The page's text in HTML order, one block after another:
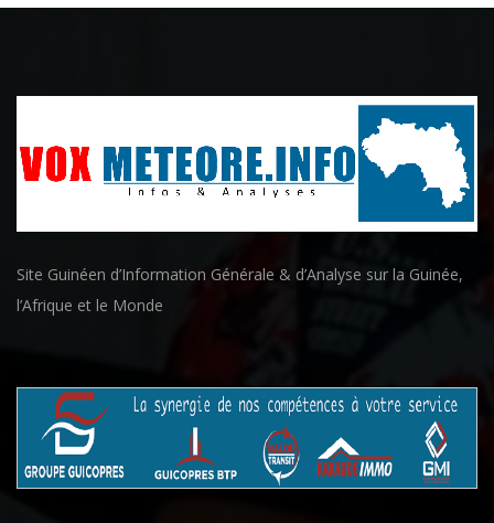
Site Guinéen d’Information Générale & d’Analyse sur la Guinée,
l’Afrique et le Monde